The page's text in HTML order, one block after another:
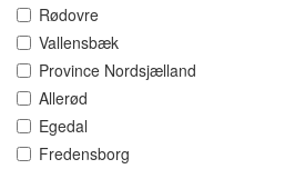
Rødovre
Vallensbæk
Province Nordsjælland
Allerød
Egedal
Fredensborg